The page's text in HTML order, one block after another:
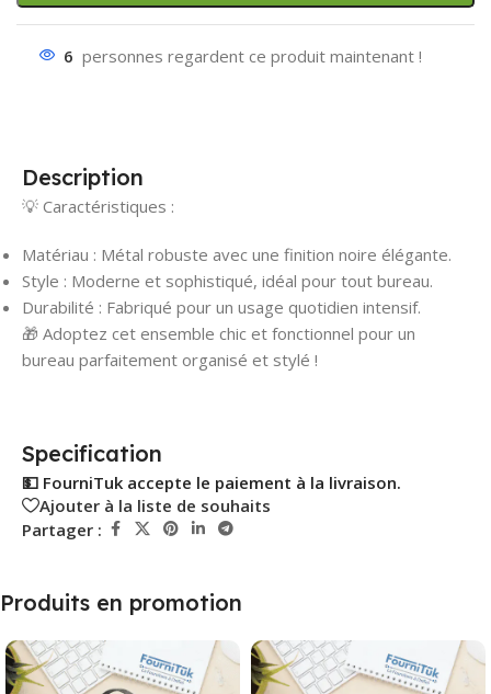
6 personnes regardent ce produit maintenant !
Description
💡 Caractéristiques :
Matériau : Métal robuste avec une finition noire élégante.
Style : Moderne et sophistiqué, idéal pour tout bureau.
Durabilité : Fabriqué pour un usage quotidien intensif.
🎁 Adoptez cet ensemble chic et fonctionnel pour un
bureau parfaitement organisé et stylé !
Specification
💵 FourniTuk accepte le paiement à la livraison.
Ajouter à la liste de souhaits
Partager :
Produits en promotion